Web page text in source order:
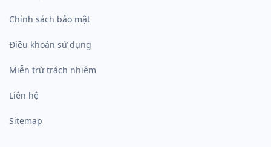
Chính sách bảo mật
Điều khoản sử dụng
Miễn trừ trách nhiệm
Liên hệ
Sitemap